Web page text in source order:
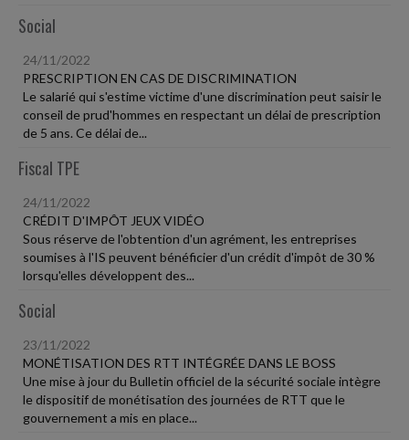
Social
24/11/2022
PRESCRIPTION EN CAS DE DISCRIMINATION
Le salarié qui s'estime victime d'une discrimination peut saisir le
conseil de prud'hommes en respectant un délai de prescription
de 5 ans. Ce délai de...
Fiscal TPE
24/11/2022
CRÉDIT D'IMPÔT JEUX VIDÉO
Sous réserve de l'obtention d'un agrément, les entreprises
soumises à l'IS peuvent bénéficier d'un crédit d'impôt de 30 %
lorsqu'elles développent des...
Social
23/11/2022
MONÉTISATION DES RTT INTÉGRÉE DANS LE BOSS
Une mise à jour du Bulletin officiel de la sécurité sociale intègre
le dispositif de monétisation des journées de RTT que le
gouvernement a mis en place...